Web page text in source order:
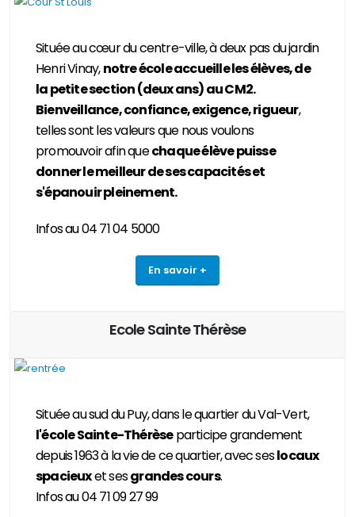
Située au cœur du centre-ville, à deux pas du jardin
Henri Vinay,notre école accueille les élèves, de
la petite section (deux ans) au CM2.
Bienveillance, confiance, exigence, rigueur,
telles sont les valeurs que nous voulons
promouvoir afin quechaque élève puisse
donner le meilleur de ses capacités et
s'épanouir pleinement.
Infos au 04 71 04 5000
En savoir +
Ecole Sainte Thérèse
Située au sud du Puy, dans le quartier du Val-Vert,
l'école Sainte-Thérèseparticipe grandement
depuis 1963 à la vie de ce quartier, avec seslocaux
spacieuxet sesgrandes cours.
Infos au 04 71 09 27 99